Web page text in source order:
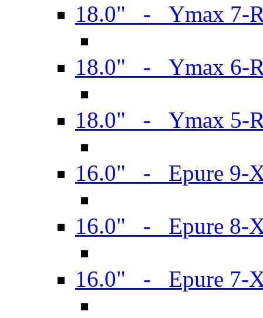
18.0" - Ymax 7-
18.0" - Ymax 6-
18.0" - Ymax 5-
16.0" - Epure 9-
16.0" - Epure 8-
16.0" - Epure 7-